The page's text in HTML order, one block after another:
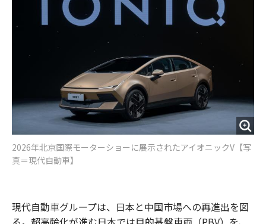
2026年北京国際モーターショーに展示されたアイオニックV【写
真＝現代自動車】
現代自動車グループは、日本と中国市場への再進出を図